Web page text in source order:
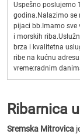
Uspešno poslujemo
godina.Nalazimo se
pijaci bb.Imamo sve
i morskih
brza i kvalitetna
ribe na kućnu
vreme:radnim
Ribarnica
Sremska Mitrovica